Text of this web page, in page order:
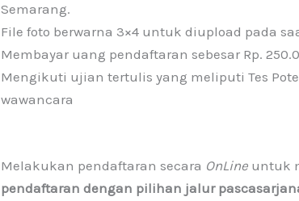
Semarang.
File foto berwarna 3×4 untuk diupload pada
Membayar uang pendaftaran sebesar Rp.
Mengikuti ujian tertulis yang meliputi Tes
wawancara
Melakukan pendaftaran secara OnLine untuk
pendaftaran dengan pilihan jalur